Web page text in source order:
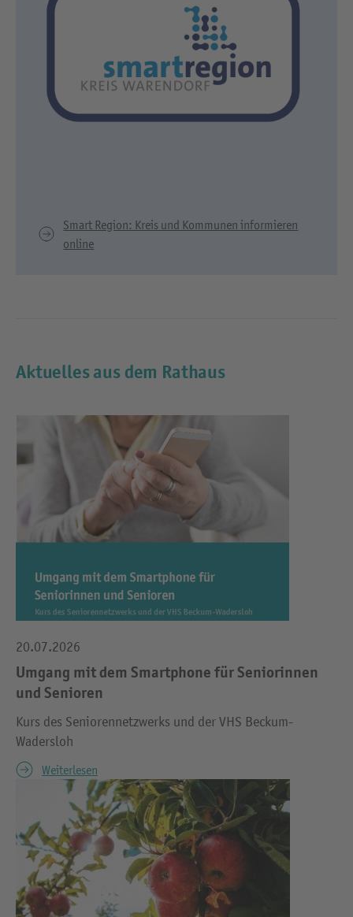
Smart Region: Kreis und Kommunen informieren
online
Aktuelles aus dem Rathaus
20.07.2026
Umgang mit dem Smartphone für Seniorinnen
und Senioren
Kurs des Seniorennetzwerks und der VHS Beckum-
Wadersloh
Weiterlesen